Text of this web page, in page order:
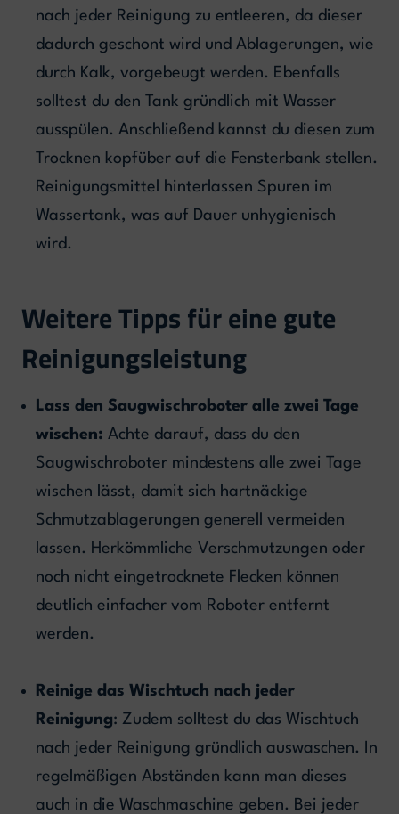
nach jeder Reinigung zu entleeren, da dieser
dadurch geschont wird und Ablagerungen, wie
durch Kalk, vorgebeugt werden. Ebenfalls
solltest du den Tank gründlich mit Wasser
ausspülen. Anschließend kannst du diesen zum
Trocknen kopfüber auf die Fensterbank stellen.
Reinigungsmittel hinterlassen Spuren im
Wassertank, was auf Dauer unhygienisch
wird.
Weitere Tipps für eine gute
Reinigungsleistung
Lass den Saugwischroboter alle zwei Tage
wischen: Achte darauf, dass du den
Saugwischroboter mindestens alle zwei Tage
wischen lässt, damit sich hartnäckige
Schmutzablagerungen generell vermeiden
lassen. Herkömmliche Verschmutzungen oder
noch nicht eingetrocknete Flecken können
deutlich einfacher vom Roboter entfernt
werden.
Reinige das Wischtuch nach jeder
Reinigung: Zudem solltest du das Wischtuch
nach jeder Reinigung gründlich auswaschen. In
regelmäßigen Abständen kann man dieses
auch in die Waschmaschine geben. Bei jeder